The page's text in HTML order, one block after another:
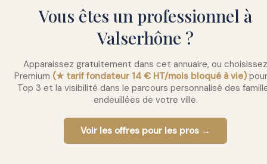
Vous êtes un professionnel à
Valserhône ?
Apparaissez gratuitement dans cet annuaire, ou choisissez
Premium (★ tarif fondateur 14 € HT/mois bloqué à vie)
Top 3 et la visibilité dans le parcours personnalisé des
endeuillées de votre ville.
Voir les offres pour les pros →